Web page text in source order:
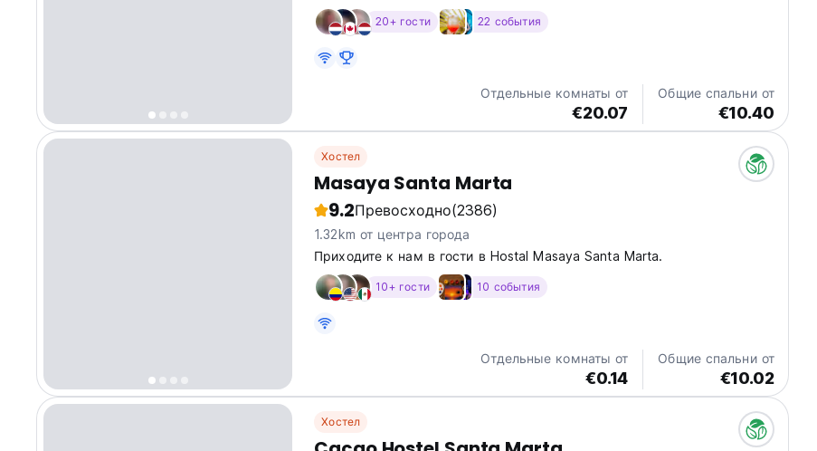
20+ гости 22 события
Отдельные комнаты от
€20.07
Общие спальни от
€10.40
Хостел
Masaya Santa Marta
9.2Превосходно(2386)
1.32km от центра города
Приходите к нам в гости в Hostal Masaya Santa Marta.
10+ гости 10 события
Отдельные комнаты от
€0.14
Общие спальни от
€10.02
Хостел